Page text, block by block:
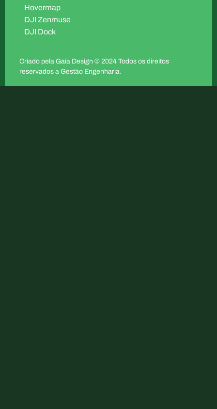
Hovermap
DJI Zenmuse
DJI Dock
Criado pela Gaia Design © 2024 Todos os direitos
reservados a Gestão Engenharia.